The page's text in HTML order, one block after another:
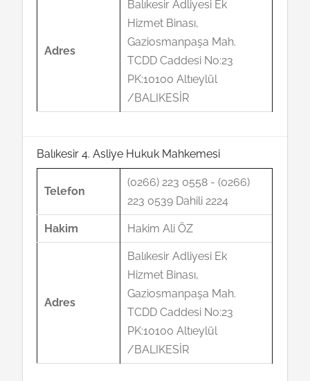
Adres
Balıkesir Adliyesi Ek
Hizmet Binası,
Gaziosmanpaşa Mah.
TCDD Caddesi No:23
PK:10100 Altıeylül
/BALIKESİR
Balıkesir 4. Asliye Hukuk Mahkemesi
Telefon
(0266) 223 0558 - (0266)
223 0539 Dahili 2224
Hakim Hakim Ali ÖZ
Adres
Balıkesir Adliyesi Ek
Hizmet Binası,
Gaziosmanpaşa Mah.
TCDD Caddesi No:23
PK:10100 Altıeylül
/BALIKESİR